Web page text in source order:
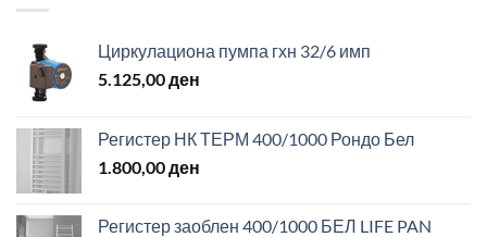
Циркулациона пумпа гхн 32/6 имп
5.125,00ден
Регистер НК ТЕРМ 400/1000 Рондо Бел
1.800,00ден
Регистер заоблен 400/1000 БЕЛ LIFE PAN